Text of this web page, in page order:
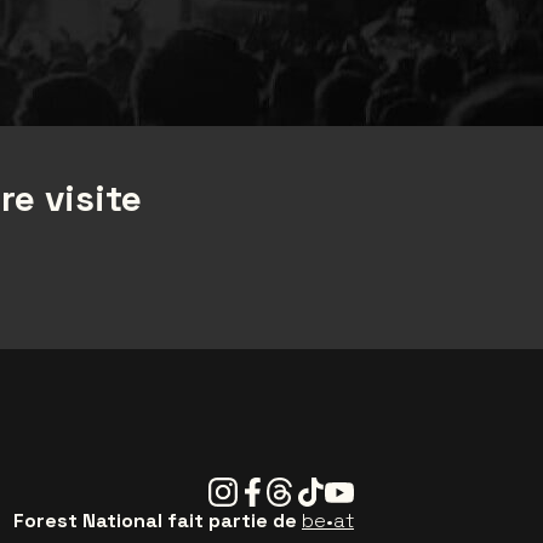
visite
Instagram
Facebook
Threads
TiktokYoutube
Forest National fait partie de be•at